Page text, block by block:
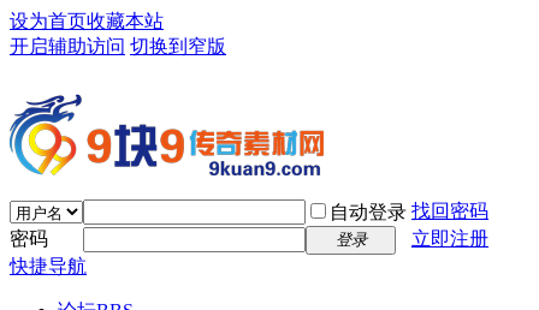
设为首页收藏本站
开启辅助访问 切换到窄版
自动登录 找回密码
密码
登录
立即注册
快捷导航